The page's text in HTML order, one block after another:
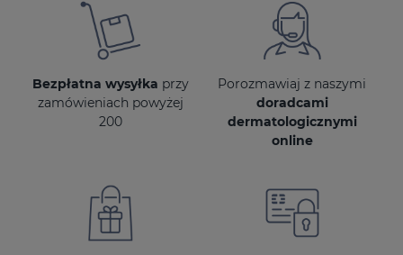
Bezpłatna wysyłka przy
zamówieniach powyżej
200
Porozmawiaj z naszymi
doradcami
dermatologicznymi
online